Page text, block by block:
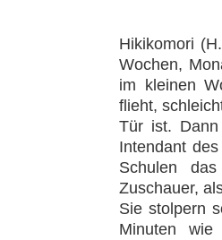
Hikikomori
Wochen,
im kleinen
flieht,
Tür ist.
Intendant
Schulen das
Zuschauer,
Sie stolpern
Minuten